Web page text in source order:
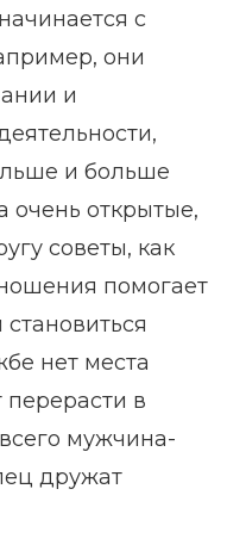
с
они
и
и больше
очень открытые,
советы, как
помогает
нет места
в
мужчина-
дружат